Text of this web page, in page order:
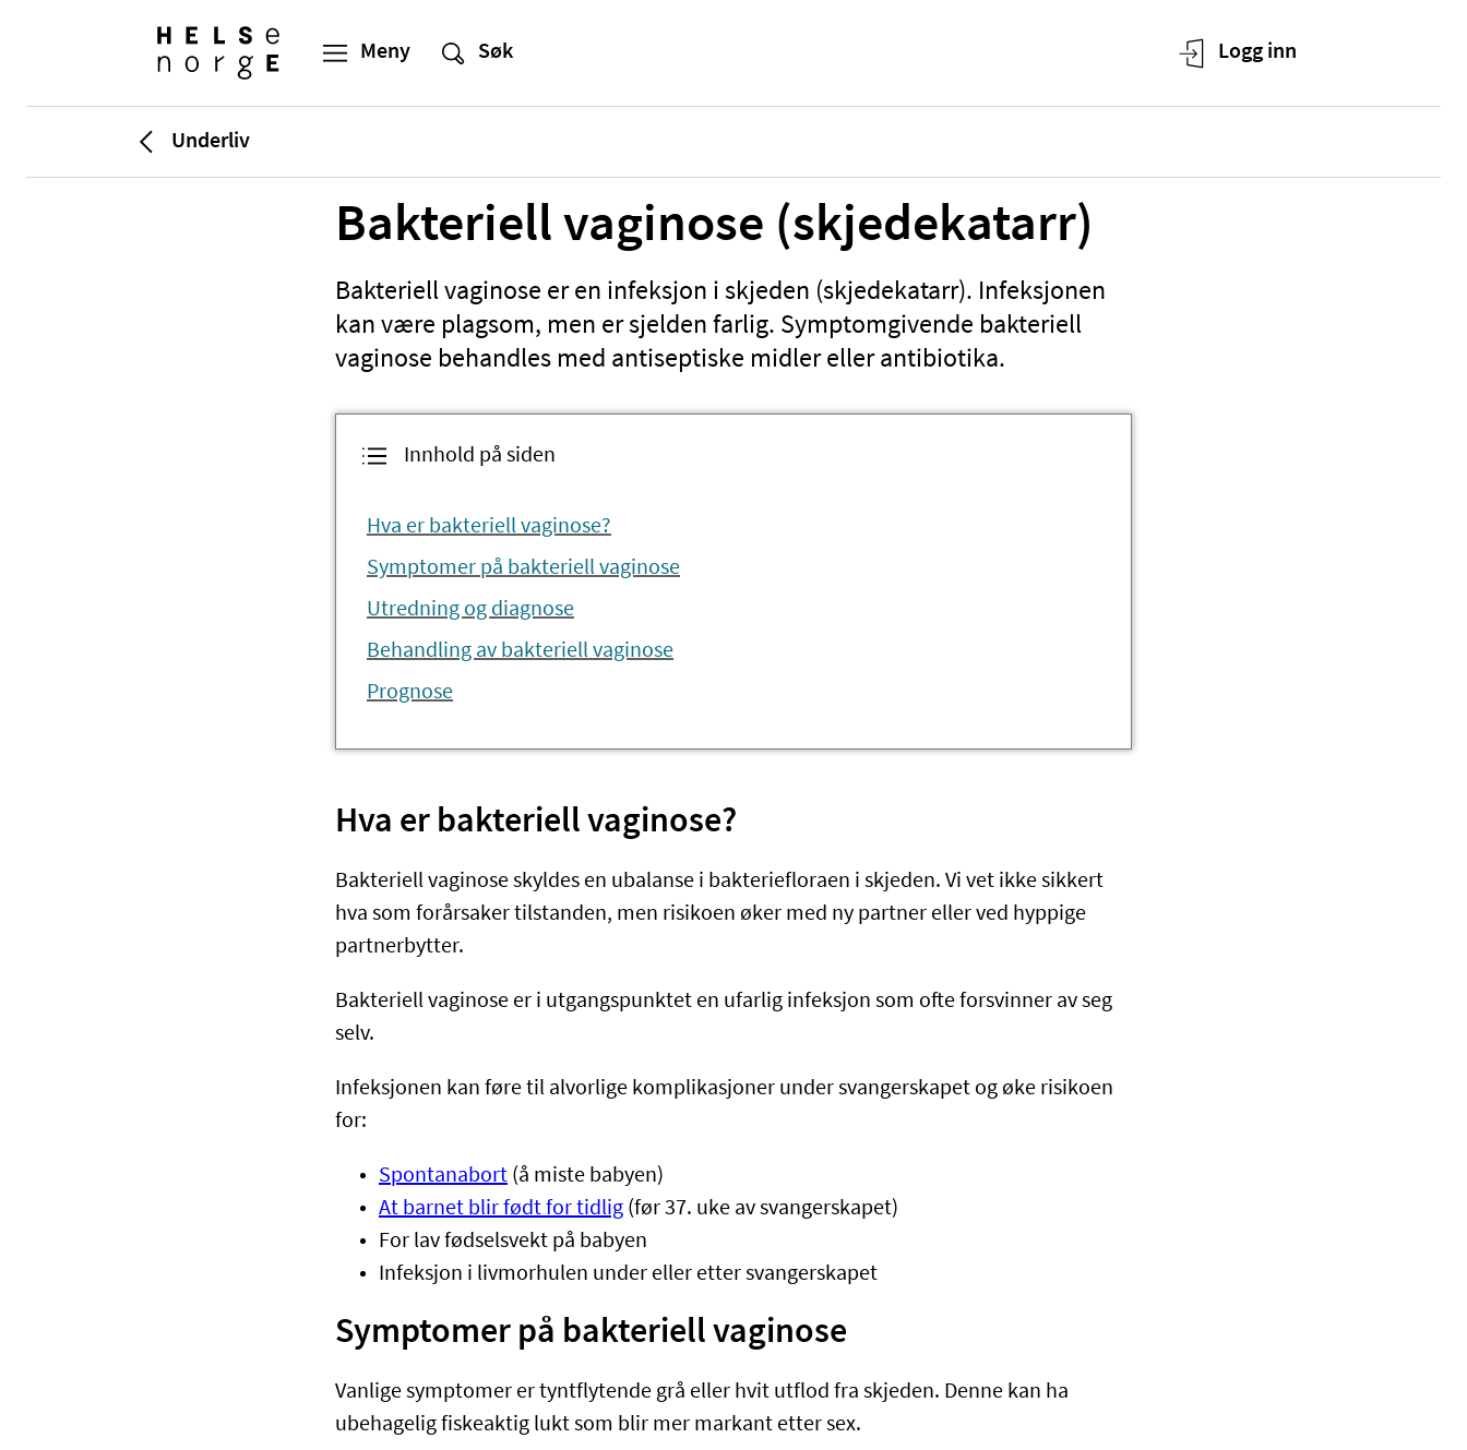
Underliv
Bakteriell vaginose (skjedekatarr)
Bakteriell vaginose er en infeksjon i skjeden (skjedekatarr). Infeksjonen
kan være plagsom, men er sjelden farlig. Symptomgivende bakteriell
vaginose behandles med antiseptiske midler eller antibiotika.
Innhold på siden
Hva er bakteriell vaginose?
Symptomer på bakteriell vaginose
Utredning og diagnose
Behandling av bakteriell vaginose
Prognose
Hva er bakteriell vaginose?
Bakteriell vaginose skyldes en ubalanse i bakteriefloraen i skjeden. Vi vet ikke sikkert
hva som forårsaker tilstanden, men risikoen øker med ny partner eller ved hyppige
partnerbytter.
Bakteriell vaginose er i utgangspunktet en ufarlig infeksjon som ofte forsvinner av seg
selv.
Infeksjonen kan føre til alvorlige komplikasjoner under svangerskapet og øke risikoen
for:
Spontanabort (å miste babyen)
At barnet blir født for tidlig (før 37. uke av svangerskapet)
For lav fødselsvekt på babyen
Infeksjon i livmorhulen under eller etter svangerskapet
Symptomer på bakteriell vaginose
Vanlige symptomer er tyntflytende grå eller hvit utflod fra skjeden. Denne kan ha
ubehagelig fiskeaktig lukt som blir mer markant etter sex.